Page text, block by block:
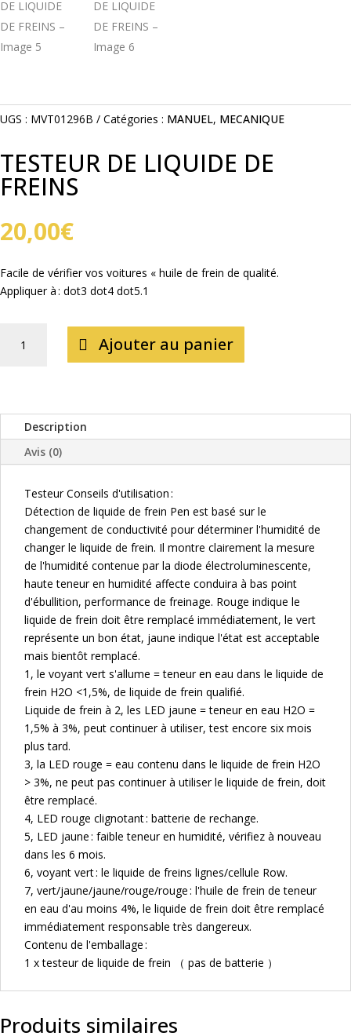
UGS : MVT01296B Catégories : MANUEL, MECANIQUE
TESTEUR DE LIQUIDE DE
FREINS
20,00€
Facile de vérifier vos voitures « huile de frein de qualité.
Appliquer à : dot3 dot4 dot5.1
FREINS
Ajouter au panier
Description
Avis (0)
Testeur Conseils d'utilisation :
Détection de liquide de frein Pen est basé sur le
changement de conductivité pour déterminer l'humidité de
changer le liquide de frein. Il montre clairement la mesure
de l'humidité contenue par la diode électroluminescente,
haute teneur en humidité affecte conduira à bas point
d'ébullition, performance de freinage. Rouge indique le
liquide de frein doit être remplacé immédiatement, le vert
représente un bon état, jaune indique l'état est acceptable
mais bientôt remplacé.
1, le voyant vert s'allume = teneur en eau dans le liquide de
frein H2O <1,5%, de liquide de frein qualifié.
Liquide de frein à 2, les LED jaune = teneur en eau H2O =
1,5% à 3%, peut continuer à utiliser, test encore six mois
plus tard.
3, la LED rouge = eau contenu dans le liquide de frein H2O
> 3%, ne peut pas continuer à utiliser le liquide de frein, doit
être remplacé.
4, LED rouge clignotant : batterie de rechange.
5, LED jaune : faible teneur en humidité, vérifiez à nouveau
dans les 6 mois.
6, voyant vert : le liquide de freins lignes/cellule Row.
7, vert/jaune/jaune/rouge/rouge : l'huile de frein de teneur
en eau d'au moins 4%, le liquide de frein doit être remplacé
immédiatement responsable très dangereux.
Contenu de l'emballage :
1 x testeur de liquide de frein （ pas de batterie ）
Produits similaires